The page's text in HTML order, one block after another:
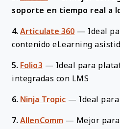
soporte en tiempo real a
4. Articulate 360 — Ideal
contenido eLearning
5. Folio3 — Ideal para
integradas con LMS
6. Ninja Tropic — Ideal
7. AllenComm — Mejor